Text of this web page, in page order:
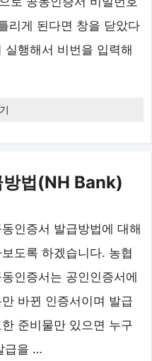
리게 된다면 창을 닫았다
실행해서 비번을 입력해
방법(NH Bank)
인증서 발급방법에 대해
도록 하겠습니다. 농협
인증서는 공인인증서에
바뀐 인증서이며 발급
준비물만 있으면 누구
급을 …